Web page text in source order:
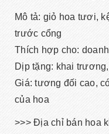
Mô tả: giỏ hoa tươi,
trước cổng
Thích hợp cho:
Dịp tặng: khai
Giá: tương đối cao,
của hoa
>>> Địa chỉ bán hoa